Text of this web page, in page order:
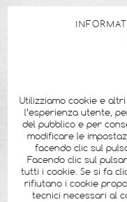
Utilizziamo cookie e
l’esperienza utente,
del pubblico e per
modificare le
facendo clic sul
Facendo clic sul
tutti i cookie. Se si fa
rifiutano i cookie
tecnici necessari al